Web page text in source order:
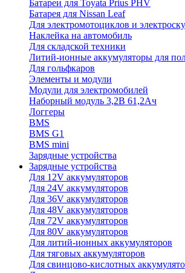
Батареи для Toyata Prius PHV
Батарея для Nissan Leaf
Для электромотоциклов и
Наклейка на автомобиль
Для складской техники
Литий-ионные аккумуляторы для
Для гольфкаров
Элементы и модули
Модули для электромобилей
Наборный модуль 3,2В 61,2Ач
Логгеры
BMS
BMS G1
BMS mini
Зарядные устройства
Зарядные устройства
Для 12V аккумуляторов
Для 24V аккумуляторов
Для 36V аккумуляторов
Для 48V аккумуляторов
Для 72V аккумуляторов
Для 80V аккумуляторов
Для литий-ионных аккумуляторов
Для тяговых аккумуляторов
Для свинцово-кислотных